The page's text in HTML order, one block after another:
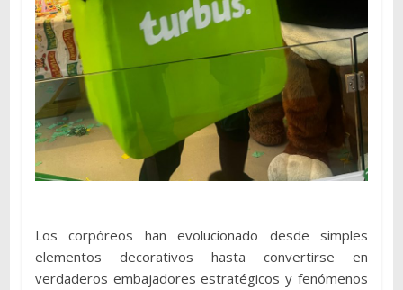
Los corpóreos han evolucionado desde simples
elementos decorativos hasta convertirse en
verdaderos embajadores estratégicos y fenómenos